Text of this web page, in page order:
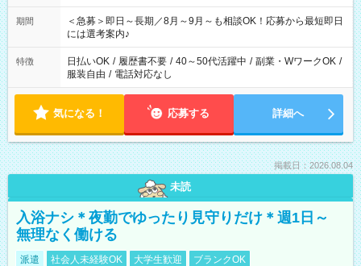
ば前職が、 在宅/財団法人/事務/コールセンター/受付/販売/カフェ
スタッフ スイーツ販売/ホテルフロント/化粧品販売/など 様々な
業界から入社して活躍されています♪
期間
＜急募＞即日～長期／8月～9月～も相談OK！応募から最短即日
には選考案内♪
特徴 日払いOK / 履歴書不要 / 40～50代活躍中 / 副業・WワークOK /
服装自由 / 電話対応なし
気になる！ 応募する 詳細へ
掲載日：2026.08.04
未読
入浴ナシ＊夜勤でゆったり見守りだけ＊週1日～
無理なく働ける
派遣 社会人未経験OK 大学生歓迎
ブランクOK